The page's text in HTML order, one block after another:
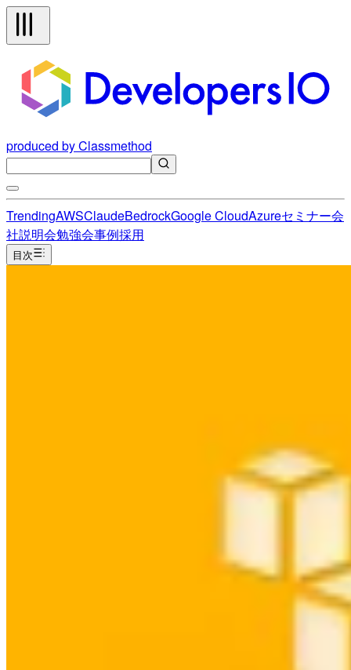
produced by Classmethod
TrendingAWSClaudeBedrockGoogle CloudAzureセミナー会
社説明会勉強会事例採用
目次